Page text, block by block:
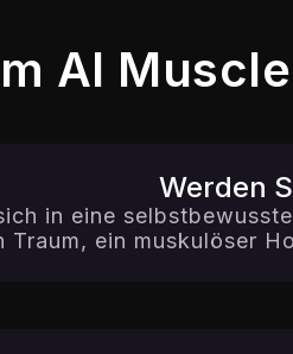
AI
Werden
in eine
Traum, ein muskulöser